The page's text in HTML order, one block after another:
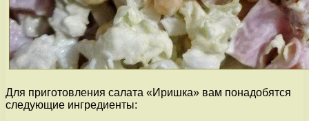
Для приготовления салата «Иришка» вам понадобятся
следующие ингредиенты: